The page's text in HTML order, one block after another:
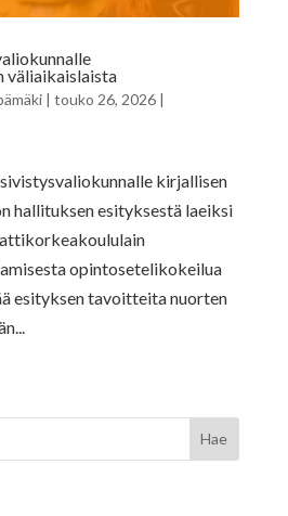
väliaikaislaista
| touko 26, 2026|
kirjallisen
hallituksen esityksestä laeiksi
opintosetelikokeilua
esityksen tavoitteita nuorten